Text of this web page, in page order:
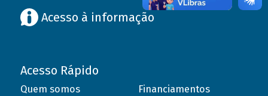
Acesso à informação
Acesso Rápido
Quem somos
Financiamentos